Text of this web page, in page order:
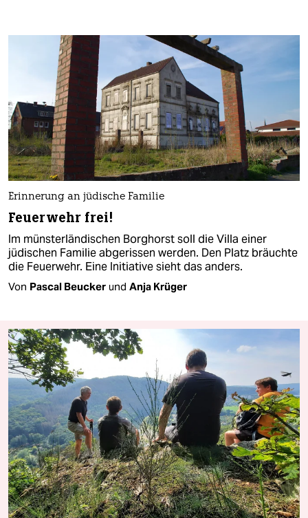
Erinnerung an jüdische Familie
Feuerwehr frei!
Im münsterländischen Borghorst soll die Villa einer
jüdischen Familie abgerissen werden. Den Platz bräuchte
die Feuerwehr. Eine Initiative sieht das anders.
Von Pascal Beucker und Anja Krüger